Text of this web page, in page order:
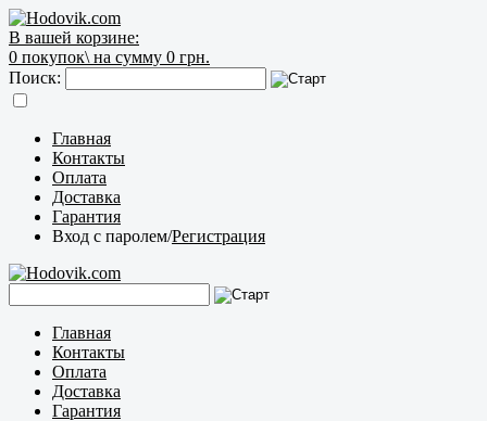
В вашей корзине:
0 покупок\ на сумму 0 грн.
Поиск:
Главная
Контакты
Оплата
Доставка
Гарантия
Вход с паролем/Регистрация
Главная
Контакты
Оплата
Доставка
Гарантия